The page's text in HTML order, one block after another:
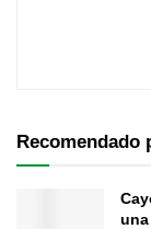
Recomendado